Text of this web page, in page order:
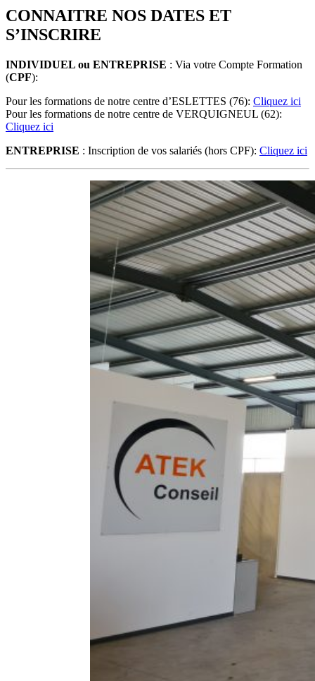
CONNAITRE NOS DATES ET
S’INSCRIRE
INDIVIDUEL ou ENTREPRISE : Via votre Compte Formation
(CPF):
Pour les formations de notre centre d’ESLETTES (76): Cliquez ici
Pour les formations de notre centre de VERQUIGNEUL (62):
Cliquez ici
ENTREPRISE : Inscription de vos salariés (hors CPF): Cliquez ici